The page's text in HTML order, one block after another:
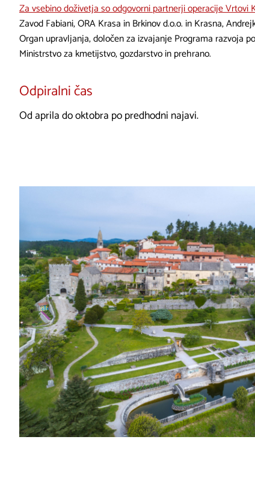
Za vsebino doživetja so odgovorni partnerji operacije Vrtovi
Zavod Fabiani, ORA Krasa in Brkinov d.o.o. in Krasna,
Organ upravljanja, določen za izvajanje Programa razvoja
Ministrstvo za kmetijstvo, gozdarstvo in prehrano.
Odpiralni čas
Od aprila do oktobra po predhodni najavi.